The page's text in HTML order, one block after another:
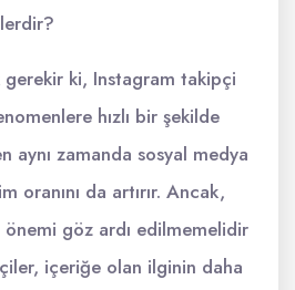
ki, Instagram takipçi
hızlı bir şekilde
aynı zamanda sosyal medya
oranını da artırır. Ancak,
göz ardı edilmemelidir
içeriğe olan ilginin daha